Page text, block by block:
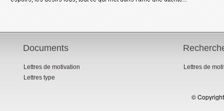
Documents
Lettres de motivation
Lettres type
Lettres de
©